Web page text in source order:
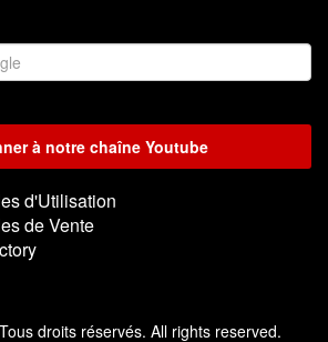
d'Utilisation
de Vente
droits réservés. All rights reserved.